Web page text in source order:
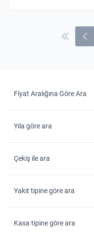
Fiyat Aralığına Göre Ara
Yıla göre ara
Çekiş ile ara
Yakıt tipine göre ara
Kasa tipine göre ara